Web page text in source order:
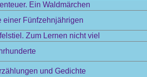
Ein Waldmärchen
einer Fünfzehnjährigen
Zum Lernen nicht viel
und Gedichte